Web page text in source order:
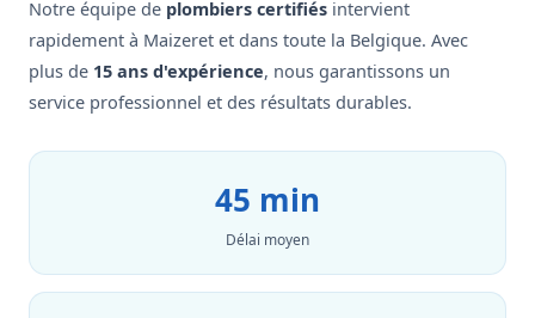
Notre équipe de plombiers certifiés intervient
rapidement à Maizeret et dans toute la Belgique. Avec
plus de 15 ans d'expérience, nous garantissons un
service professionnel et des résultats durables.
45 min
Délai moyen